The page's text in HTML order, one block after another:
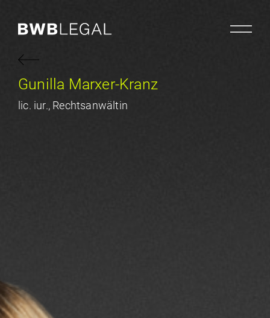
Gunilla Marxer-Kranz
lic. iur., Rechtsanwältin